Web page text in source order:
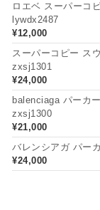
ロエベ スーパーコ
lywdx2487
¥12,000
スーパーコピー ス
zxsj1301
¥24,000
balenciaga パーカ
zxsj1300
¥21,000
バレンシアガ パー
¥24,000